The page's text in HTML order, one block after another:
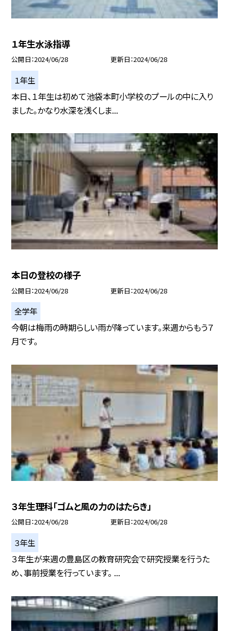
１年生水泳指導
公開日 2024/06/28 更新日 2024/06/28
１年生
本日、１年生は初めて池袋本町小学校のプールの中に入り
ました。かなり水深を浅くしま...
本日の登校の様子
公開日 2024/06/28 更新日 2024/06/28
全学年
今朝は梅雨の時期らしい雨が降っています。来週からもう７
月です。
３年生理科「ゴムと風の力のはたらき」
公開日 2024/06/28 更新日 2024/06/28
３年生
３年生が来週の豊島区の教育研究会で研究授業を行うた
め、事前授業を行っています。 ...